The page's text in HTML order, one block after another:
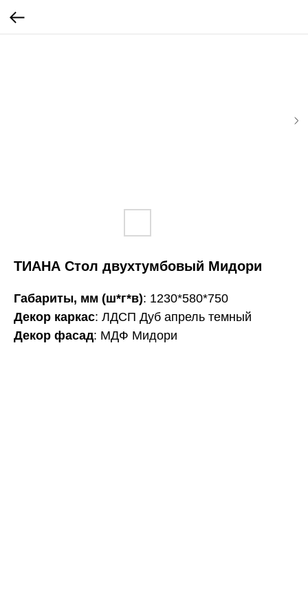
ТИАНА Стол двухтумбовый Мидори
Габариты, мм (ш*г*в): 1230*580*750
Декор каркас: ЛДСП Дуб апрель темный
Декор фасад: МДФ Мидори